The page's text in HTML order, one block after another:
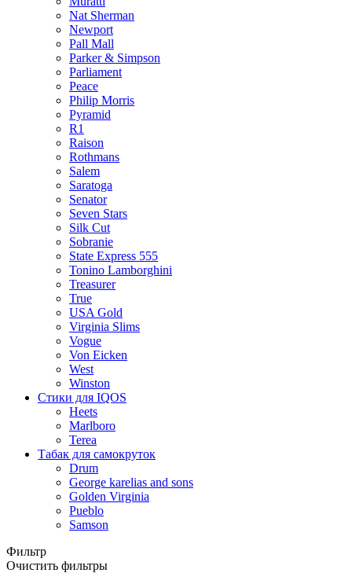
Nat Sherman
Newport
Pall Mall
Parker & Simpson
Parliament
Peace
Philip Morris
Pyramid
R1
Raison
Rothmans
Salem
Saratoga
Senator
Seven Stars
Silk Cut
Sobranie
State Express 555
Tonino Lamborghini
Treasurer
True
USA Gold
Virginia Slims
Vogue
Von Eicken
West
Winston
Стики для IQOS
Heets
Marlboro
Terea
Табак для самокруток
Drum
George karelias and sons
Golden Virginia
Pueblo
Samson
Фильтр
Очистить фильтры